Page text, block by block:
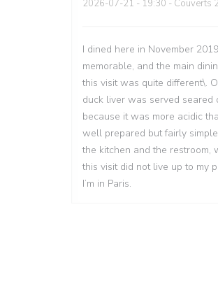
2026-07-21 - 19:30 - Couverts 2
I dined here in November
memorable, and the main
this visit was quite different\.
duck liver was served seared
because it was more acidic
well prepared but fairly
the kitchen and the restroom,
this visit did not live up to my
I’m in Paris.